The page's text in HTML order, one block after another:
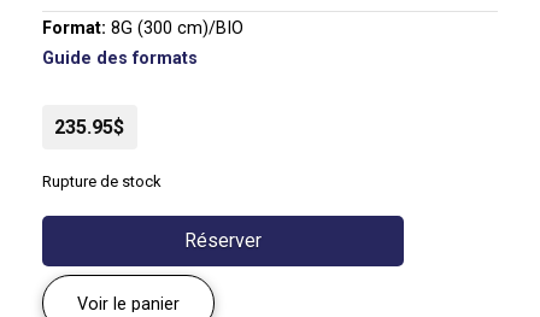
Format: 8G (300 cm)/BIO
Guide des formats
235.95$
Rupture de stock
Réserver
Voir le panier